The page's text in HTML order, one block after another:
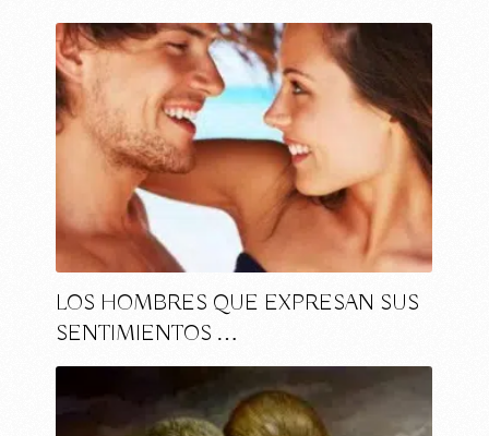
LOS HOMBRES QUE EXPRESAN SUS
SENTIMIENTOS …